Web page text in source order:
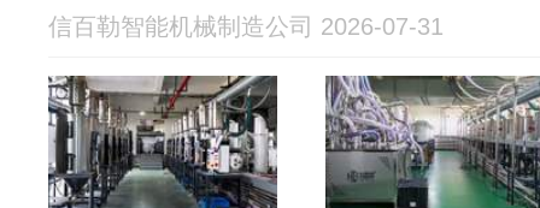
信百勒智能机械制造公司 2026-07-31